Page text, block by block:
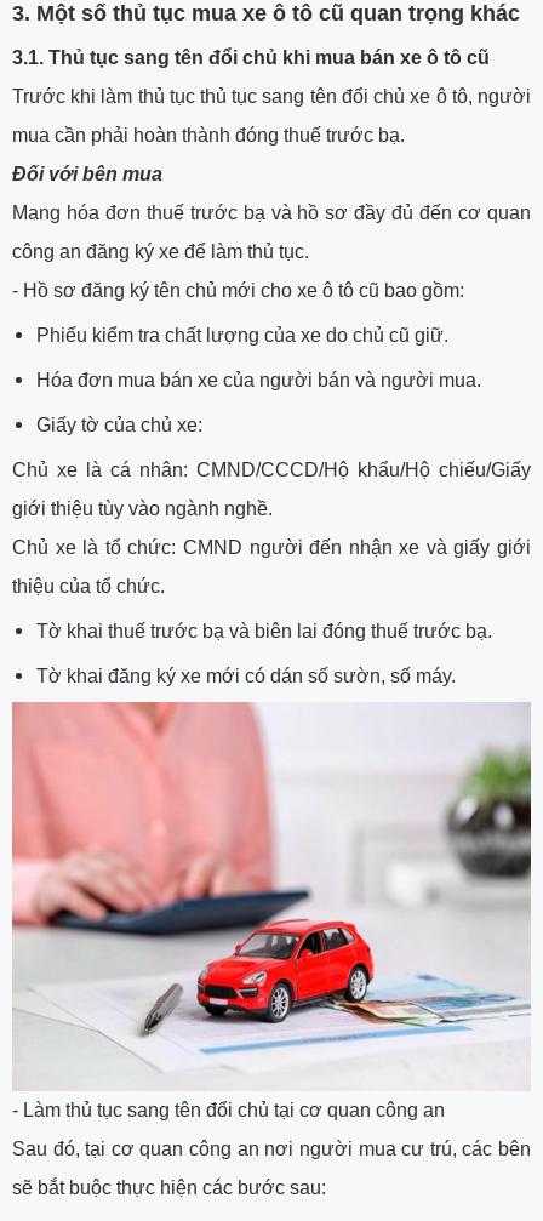
3. Một số thủ tục mua xe ô tô cũ quan trọng khác
3.1. Thủ tục sang tên đổi chủ khi mua bán xe ô tô cũ
Trước khi làm thủ tục thủ tục sang tên đổi chủ xe ô tô, người
mua cần phải hoàn thành đóng thuế trước bạ.
Đối với bên mua
Mang hóa đơn thuế trước bạ và hồ sơ đầy đủ đến cơ quan
công an đăng ký xe để làm thủ tục.
- Hồ sơ đăng ký tên chủ mới cho xe ô tô cũ bao gồm:
Phiếu kiểm tra chất lượng của xe do chủ cũ giữ.
Hóa đơn mua bán xe của người bán và người mua.
Giấy tờ của chủ xe:
Chủ xe là cá nhân: CMND/CCCD/Hộ khẩu/Hộ chiếu/Giấy
giới thiệu tùy vào ngành nghề.
Chủ xe là tổ chức: CMND người đến nhận xe và giấy giới
thiệu của tổ chức.
Tờ khai thuế trước bạ và biên lai đóng thuế trước bạ.
Tờ khai đăng ký xe mới có dán số sườn, số máy.
- Làm thủ tục sang tên đổi chủ tại cơ quan công an
Sau đó, tại cơ quan công an nơi người mua cư trú, các bên
sẽ bắt buộc thực hiện các bước sau: